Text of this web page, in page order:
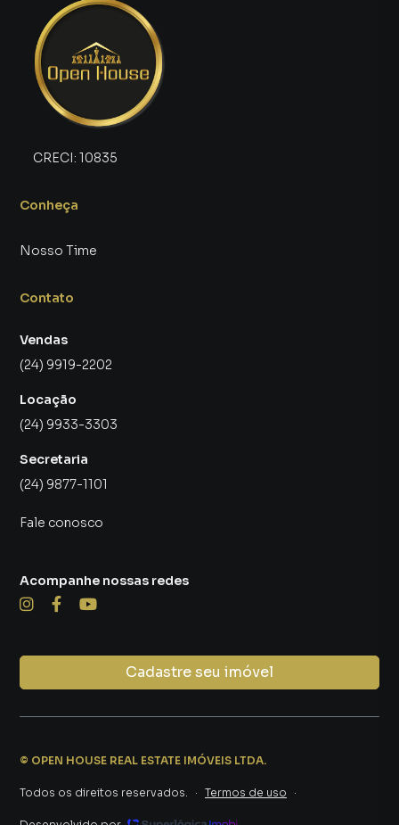
CRECI: 10835
Conheça
Nosso Time
Contato
Vendas
(24) 9919-2202
Locação
(24) 9933-3303
Secretaria
(24) 9877-1101
Fale conosco
Cadastre seu imóvel
Acompanhe nossas redes
© OPEN HOUSE REAL ESTATE IMÓVEIS LTDA.
Todos os direitos reservados. · Termos de uso ·